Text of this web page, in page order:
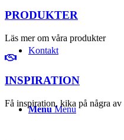
Kontakt
Menu Menu
PRODUKTER
Läs mer om våra produkter
INSPIRATION
Få inspiration, kika på några av